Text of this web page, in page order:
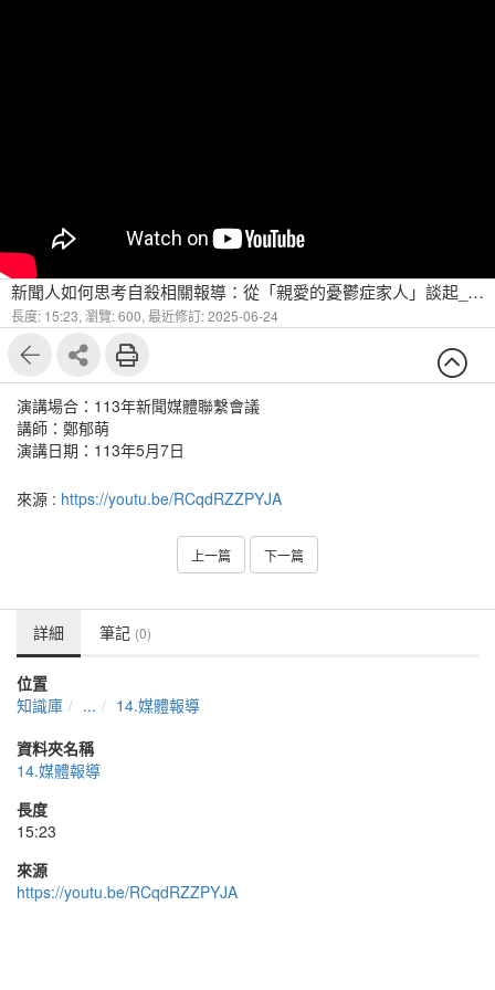
新聞人如何思考自殺相關報導：從「親愛的憂鬱症家人」談起_鄭郁萌(113年5月)
長度: 15:23, 瀏覽: 600, 最近修訂: 2025-06-24
演講場合：113年新聞媒體聯繫會議
講師：鄭郁萌
演講日期：113年5月7日
來源 : https://youtu.be/RCqdRZZPYJA
上一篇 下一篇
詳細 筆記 (0)
位置
知識庫
...
14.媒體報導
資料夾名稱
14.媒體報導
長度
15:23
來源
https://youtu.be/RCqdRZZPYJA